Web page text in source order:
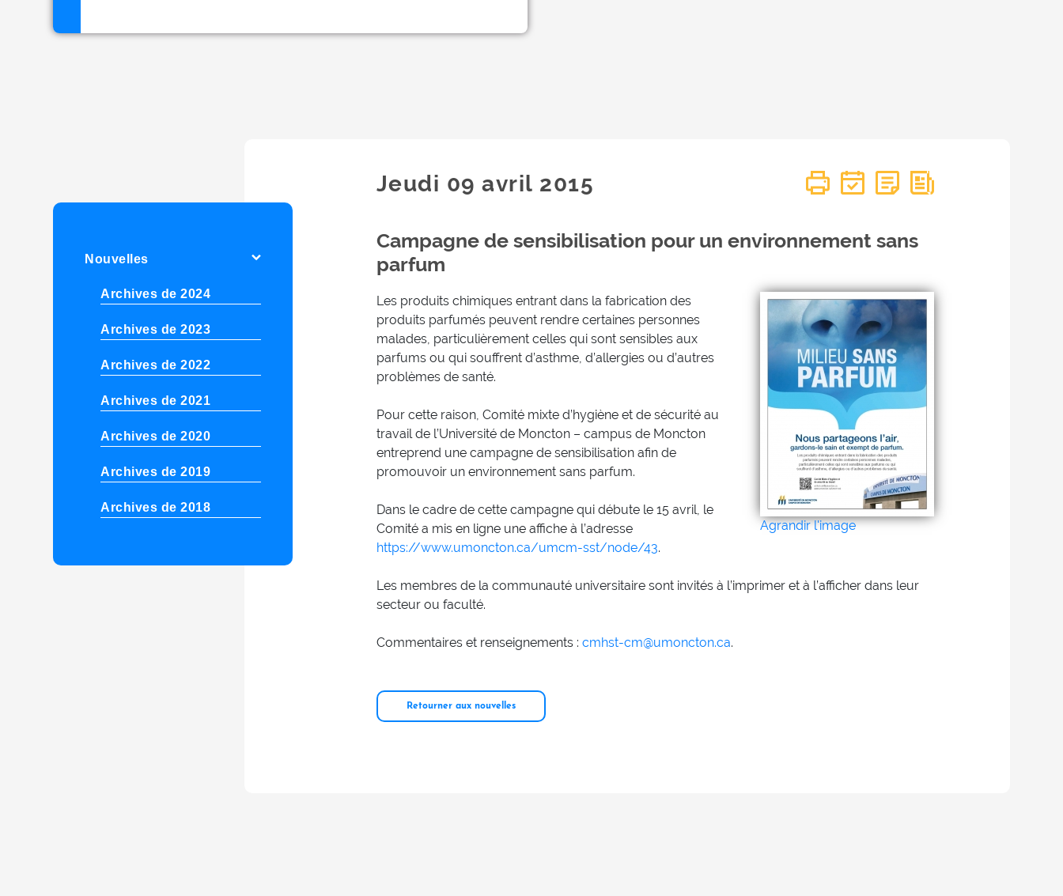
Nouvelles
Archives de 2024
Archives de 2023
Archives de 2022
Archives de 2021
Archives de 2020
Archives de 2019
Archives de 2018
Jeudi 09avril 2015
Campagne de sensibilisation pour un environnement sans
parfum
Agrandir l'image
Les produits chimiques entrant dans la fabrication des
produits parfumés peuvent rendre certaines personnes
malades, particulièrement celles qui sont sensibles aux
parfums ou qui souffrent d’asthme, d’allergies ou d’autres
problèmes de santé.
Pour cette raison, Comité mixte d’hygiène et de sécurité au
travail de l’Université de Moncton – campus de Moncton
entreprend une campagne de sensibilisation afin de
promouvoir un environnement sans parfum.
Dans le cadre de cette campagne qui débute le 15 avril, le
Comité a mis en ligne une affiche à l’adresse
https://www.umoncton.ca/umcm-sst/node/43.
Les membres de la communauté universitaire sont invités à l’imprimer et à l’afficher dans leur
secteur ou faculté.
Commentaires et renseignements : cmhst-cm@umoncton.ca.
Retourner aux nouvelles